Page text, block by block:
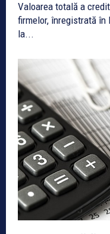
Valoarea totală a
firmelor, înregistrată în
la...